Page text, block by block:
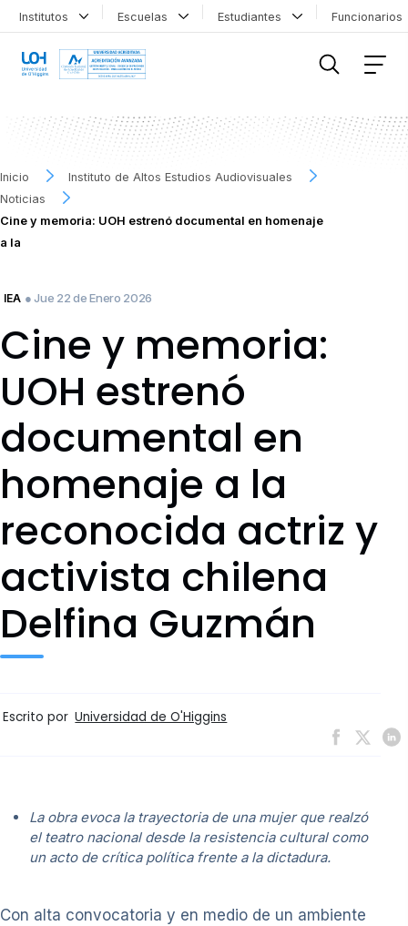
Institutos Escuelas Estudiantes
Inicio
Instituto de Altos Estudios Audiovisuales
Noticias
Cine y memoria: UOH estrenó documental en homenaje
a la
IEA ● Jue 22 de Enero 2026
Cine y memoria:
UOH estrenó
documental en
homenaje a la
reconocida actriz y
activista chilena
Delfina Guzmán
Escrito por Universidad de O'Higgins
La obra evoca la trayectoria de una mujer que realzó
el teatro nacional desde la resistencia cultural como
un acto de crítica política frente a la dictadura.
Con alta convocatoria y en medio de un ambiente